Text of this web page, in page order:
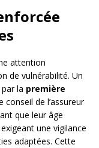
attention
de vulnérabilité. Un
la première
conseil de l’assureur
que leur âge
une vigilance
adaptées. Cette